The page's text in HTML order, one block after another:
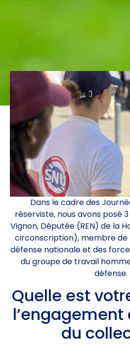
Dans le cadre des
réserviste, nous avons posé
Vignon, Députée (REN) de la
circonscription), membre de
défense nationale et des
du groupe de travail
défense.
Quelle est
du